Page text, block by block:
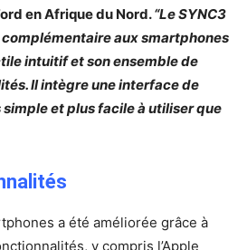
en Afrique du Nord.“Le SYNC3
aux smartphones
intuitif et son ensemble de
Il intègre une interface de
et plus facile à utiliser que
a été améliorée grâce à
y compris l’Apple